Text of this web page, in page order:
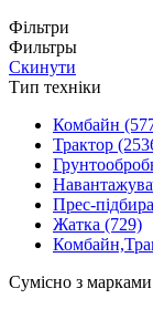
Фільтри
Фильтры
Скинути
Тип техніки
Комбайн
Трактор
Прес-
Жатка (729)
Сумісно з марками